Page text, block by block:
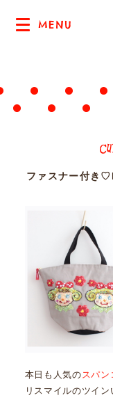
MENU
ファスナー付き
本日も人気のスパン
リスマイルのツイ